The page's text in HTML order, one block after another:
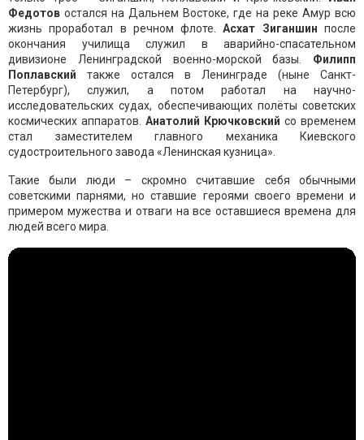
Федотов остался на Дальнем Востоке, где на реке Амур всю
жизнь проработал в речном флоте.Асхат Зиганшин после
окончания училища служил в аварийно-спасательном
дивизионе Ленинградской военно-морской базы. Филипп
Поплавский также остался в Ленинграде (ныне Санкт-
Петербург), служил, а потом работал на научно-
исследовательских судах, обеспечивающих полёты советских
космических аппаратов. Анатолий Крючковский со временем
стал заместителем главного механика Киевского
судостроительного завода «Ленинская кузница».
Такие были люди – скромно считавшие себя обычными
советскими парнями, но ставшие героями своего времени и
примером мужества и отваги на все оставшиеся времена для
людей всего мира.